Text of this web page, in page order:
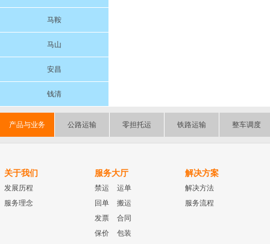
马鞍
马山
安昌
钱清
产品与业务 公路运输 零担托运 铁路运输 整车调度
关于我们
发展历程
服务理念
服务大厅
禁运
运单
回单
搬运
发票
合同
保价
包装
解决方案
解决方法
服务流程